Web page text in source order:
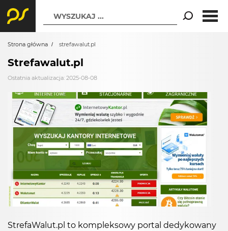
WYSZUKAJ ...
Strona główna strefawalut.pl
Strefawalut.pl
Ostatnia aktualizacja: 2025-08-08
StrefaWalut.pl to kompleksowy portal dedykowany